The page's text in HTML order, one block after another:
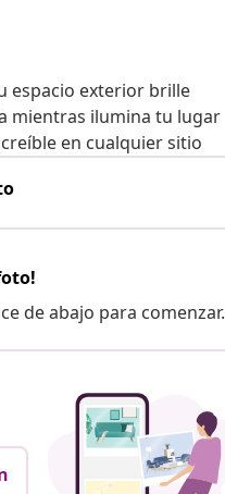
espacio exterior brille
mientras ilumina tu lugar
en cualquier sitio
de abajo para comenzar.